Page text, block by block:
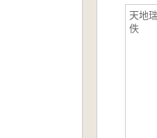
天地
佚